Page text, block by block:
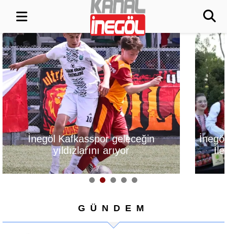
İnegöl, Gastronomi Festivali
İle Lezzetlerini Vitrine
Çıkarıyor
Alanyurt
Yapım
GÜNDEM